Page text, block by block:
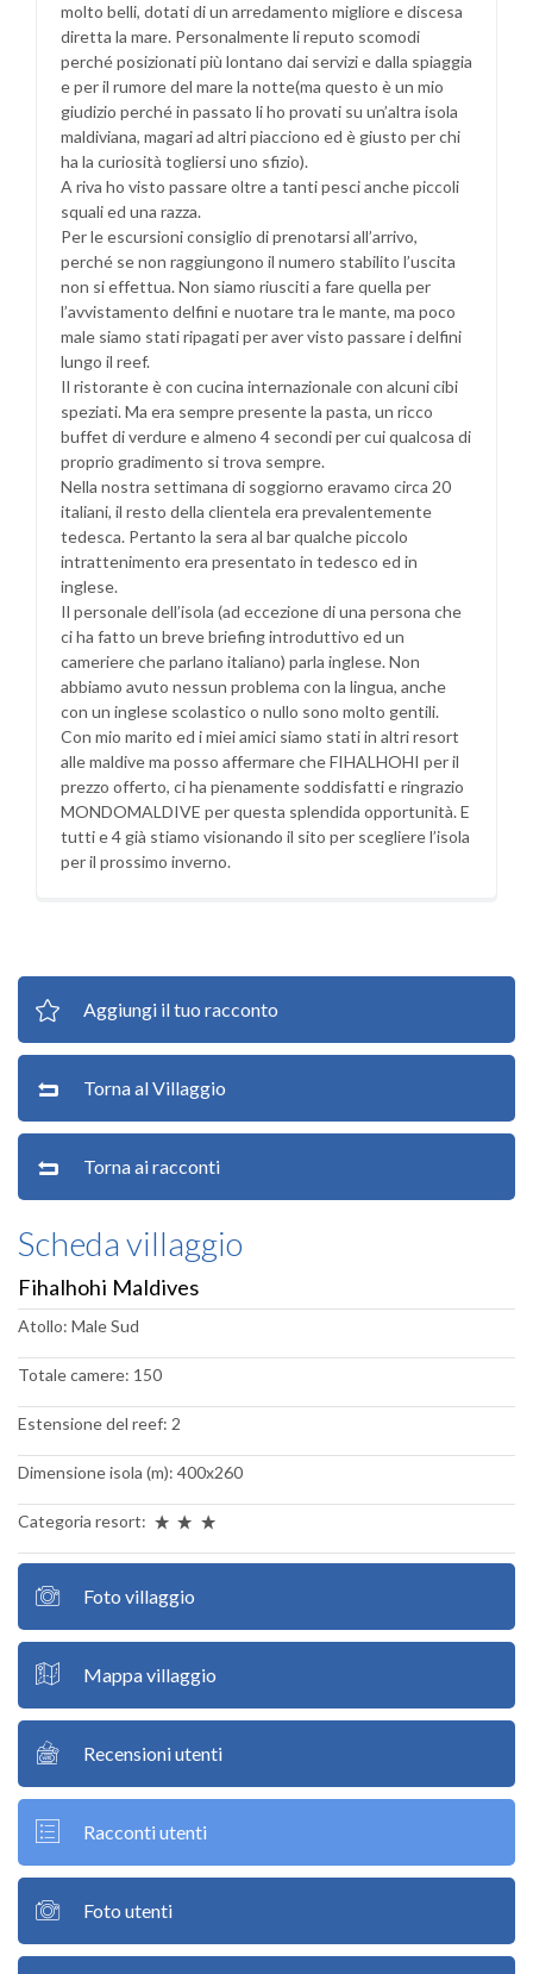
Aggiungi il tuo racconto
Torna al Villaggio
Torna ai racconti
Scheda villaggio
Fihalhohi Maldives
Atollo: Male Sud
Totale camere: 150
Estensione del reef: 2
Dimensione isola (m): 400x260
Categoria resort:
Foto villaggio
Mappa villaggio
Recensioni utenti
Racconti utenti
Foto utenti
molto belli, dotati di un arredamento migliore e discesa
diretta la mare. Personalmente li reputo scomodi
perché posizionati più lontano dai servizi e dalla spiaggia
e per il rumore del mare la notte(ma questo è un mio
giudizio perché in passato li ho provati su un’altra isola
maldiviana, magari ad altri piacciono ed è giusto per chi
ha la curiosità togliersi uno sfizio).
A riva ho visto passare oltre a tanti pesci anche piccoli
squali ed una razza.
Per le escursioni consiglio di prenotarsi all’arrivo,
perché se non raggiungono il numero stabilito l’uscita
non si effettua. Non siamo riusciti a fare quella per
l’avvistamento delfini e nuotare tra le mante, ma poco
male siamo stati ripagati per aver visto passare i delfini
lungo il reef.
Il ristorante è con cucina internazionale con alcuni cibi
speziati. Ma era sempre presente la pasta, un ricco
buffet di verdure e almeno 4 secondi per cui qualcosa di
proprio gradimento si trova sempre.
Nella nostra settimana di soggiorno eravamo circa 20
italiani, il resto della clientela era prevalentemente
tedesca. Pertanto la sera al bar qualche piccolo
intrattenimento era presentato in tedesco ed in
inglese.
Il personale dell’isola (ad eccezione di una persona che
ci ha fatto un breve briefing introduttivo ed un
cameriere che parlano italiano) parla inglese. Non
abbiamo avuto nessun problema con la lingua, anche
con un inglese scolastico o nullo sono molto gentili.
Con mio marito ed i miei amici siamo stati in altri resort
alle maldive ma posso affermare che FIHALHOHI per il
prezzo offerto, ci ha pienamente soddisfatti e ringrazio
MONDOMALDIVE per questa splendida opportunità. E
tutti e 4 già stiamo visionando il sito per scegliere l’isola
per il prossimo inverno.